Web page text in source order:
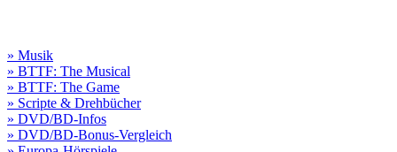
» Musik
» BTTF: The Musical
» BTTF: The Game
» Scripte & Drehbücher
» DVD/BD-Infos
» DVD/BD-Bonus-Vergleich